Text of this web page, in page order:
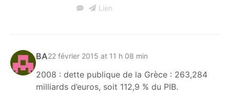
Lien
BA22 février 2015 at 11 h 08 min
2008 : dette publique de la Grèce : 263,284
milliards d’euros, soit 112,9 % du PIB.